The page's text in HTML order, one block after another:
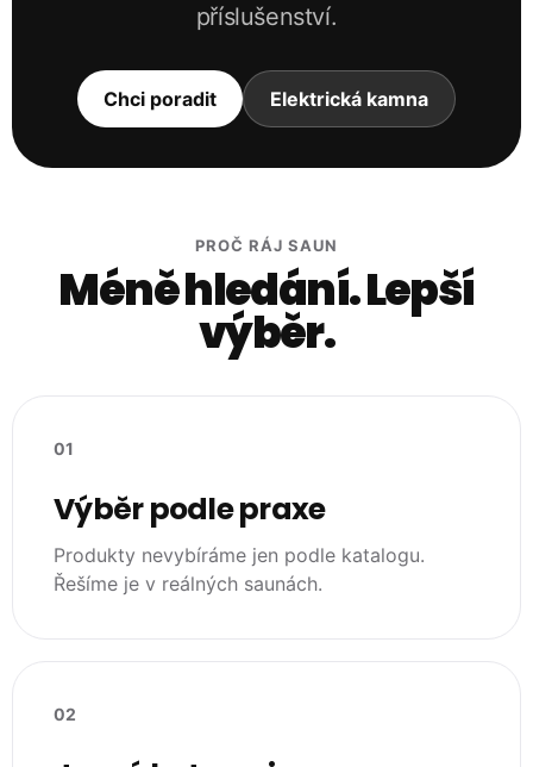
příslušenství.
Chci poradit Elektrická kamna
PROČ RÁJ SAUN
Méně hledání. Lepší
výběr.
01
Výběr podle praxe
Produkty nevybíráme jen podle katalogu.
Řešíme je v reálných saunách.
02